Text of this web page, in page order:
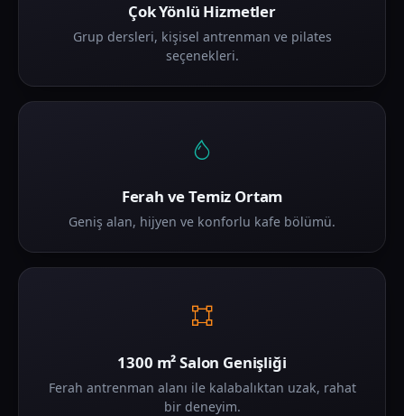
Çok Yönlü Hizmetler
Grup dersleri, kişisel antrenman ve pilates
seçenekleri.
Ferah ve Temiz Ortam
Geniş alan, hijyen ve konforlu kafe bölümü.
1300 m² Salon Genişliği
Ferah antrenman alanı ile kalabalıktan uzak, rahat
bir deneyim.